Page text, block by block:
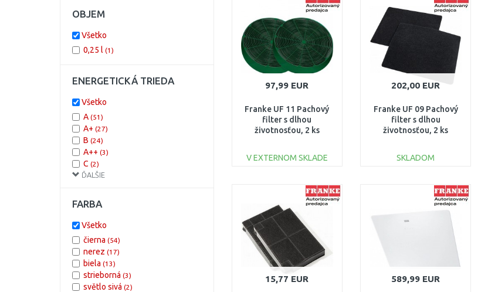
Porovnať Porovnať
97,99 EUR
Franke UF 11 Pachový
filter s dlhou
životnosťou, 2 ks
V EXTERNOM SKLADE
Porovnať
202,00 EUR
Franke UF 09 Pachový
filter s dlhou
životnosťou, 2 ks
SKLADOM
Porovnať
15,77 EUR 589,99 EUR
1600 mm
1800 mm
OBJEM
Všetko
0,25 l (1)
ENERGETICKÁ TRIEDA
ĎALŠIE
Všetko
A (51)
A+ (27)
B (24)
A++ (3)
C (2)
D(1)
FARBA
Všetko
čierna (54)
nerez (17)
biela (13)
strieborná (3)
světlo sivá (2)